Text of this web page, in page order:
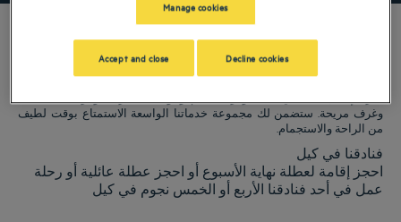
فنادق Golden Tulip ترحب بكم فيكيل. نبذل قصارى جهدنا لجعل إقامتك مريحة
وغرف مريحة. ستضمن لك مجموعة خدماتنا الواسعة الاستمتاع بوقت لطيف
من الراحة والاستجمام.
فنادقنا في كيل
احجز إقامة لعطلة نهاية الأسبوع أو احجز عطلة عائلية أو رحلة
عمل في أحد فنادقنا الأربع أو الخمس نجوم في كيل
Manage cookies
Decline cookies
Accept and close